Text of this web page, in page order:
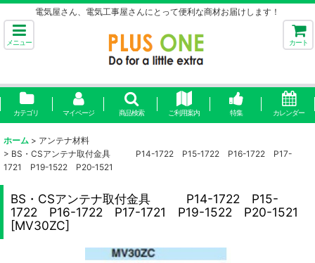
電気屋さん、電気工事屋さんにとって便利な商材お届けします！
メニュー カート
カテゴリ マイページ 商品検索 ご利用案内 特集 カレンダー
ホーム > アンテナ材料
> BS・CSアンテナ取付金具 P14-1722 P15-1722 P16-1722 P17-
1721 P19-1522 P20-1521
BS・CSアンテナ取付金具 P14-1722 P15-
1722 P16-1722 P17-1721 P19-1522 P20-1521
[MV30ZC]